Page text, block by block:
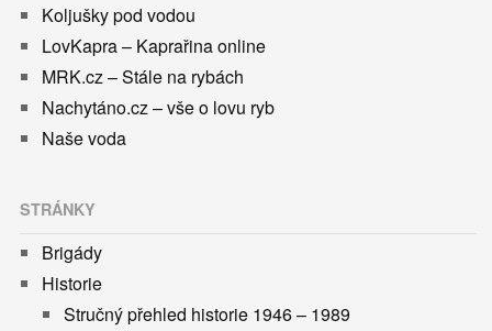
Koljušky pod vodou
LovKapra – Kaprařina online
MRK.cz – Stále na rybách
Nachytáno.cz – vše o lovu ryb
Naše voda
STRÁNKY
Brigády
Historie
Stručný přehled historie 1946 – 1989